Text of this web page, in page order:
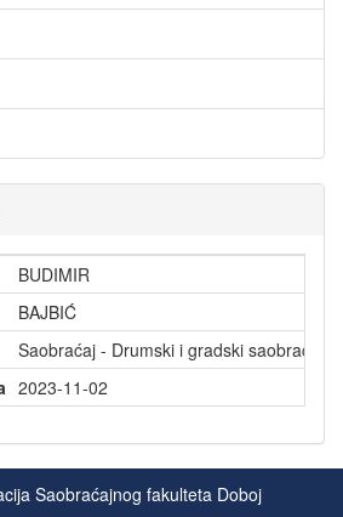
BUDIMIR
BAJBIĆ
Saobraćaj - Drumski i gradski saobraćaj
2023-11-02
Saobraćajnog fakulteta Doboj